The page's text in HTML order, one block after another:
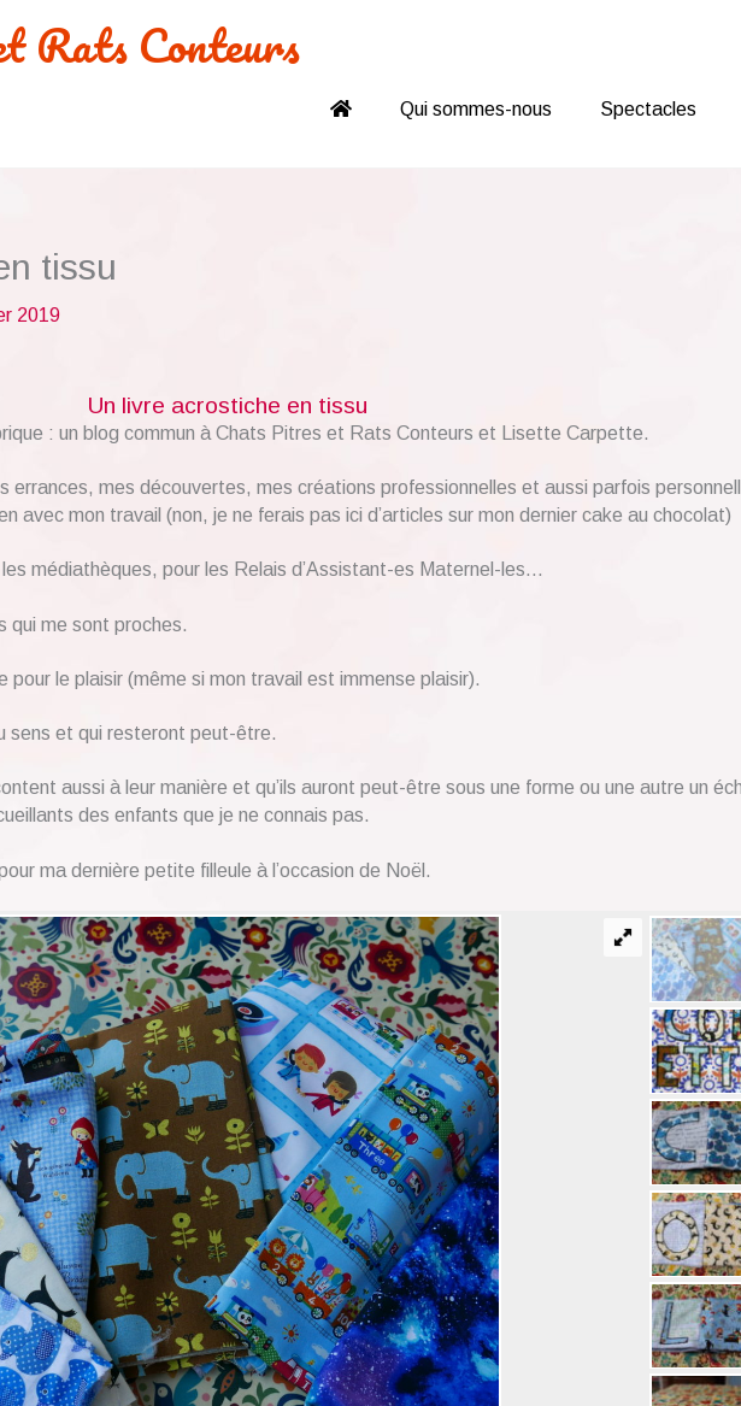
Rats Conteurs
Qui sommes-nous Spectacles
tissu
2019
Un livre acrostiche en tissu
: un blog commun à Chats Pitres et Rats Conteurs et Lisette Carpette.
errances, mes découvertes, mes créations professionnelles et aussi parfois
avec mon travail (non, je ne ferais pas ici d’articles sur mon dernier cake au chocolat)
médiathèques, pour les Relais d’Assistant-es Maternel-les…
qui me sont proches.
pour le plaisir (même si mon travail est immense plaisir).
sens et qui resteront peut-être.
aussi à leur manière et qu’ils auront peut-être sous une forme ou une autre un
des enfants que je ne connais pas.
ma dernière petite filleule à l’occasion de Noël.